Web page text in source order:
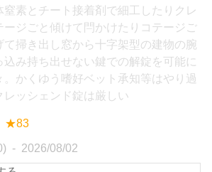
窒素とチート接着剤で細工したりクレ
ージごと傾けて閂かけたりコテージご
て掃き出し窓から十字架型の建物の腕
込み持ち出せない鍵での解錠を可能に
。かくゆう嗜好ベット承知等はやり過
レッシェンド錠は厳しい
★83
2026/08/02